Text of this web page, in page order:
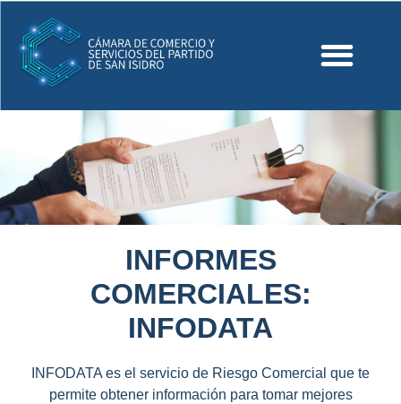
INFORMES
COMERCIALES:
INFODATA
INFODATA es el servicio de Riesgo Comercial que te
permite obtener información para tomar mejores